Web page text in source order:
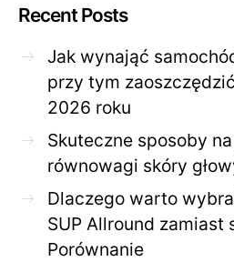
Recent Posts
Jak wynająć
przy tym
2026 roku
Skuteczne sposoby
równowagi skóry
Dlaczego warto
SUP Allround zamiast
Porównanie